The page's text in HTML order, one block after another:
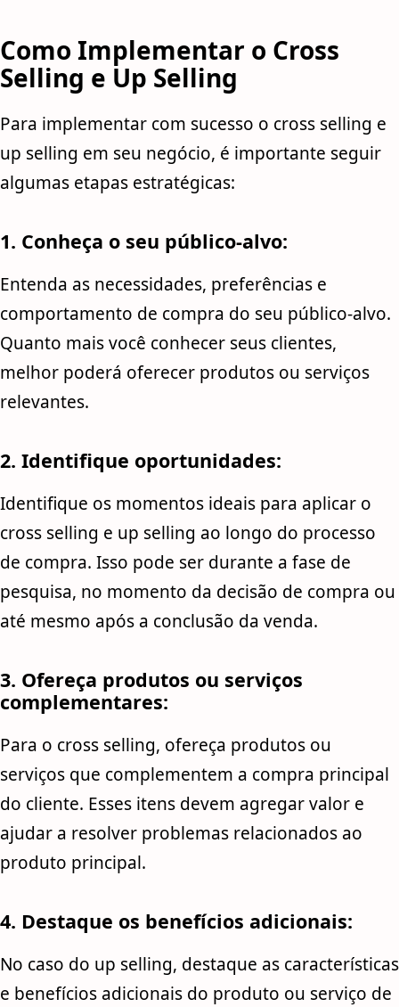
Como Implementar o Cross
Selling e Up Selling
Para implementar com sucesso o cross selling e
up selling em seu negócio, é importante seguir
algumas etapas estratégicas:
1. Conheça o seu público-alvo:
Entenda as necessidades, preferências e
comportamento de compra do seu público-alvo.
Quanto mais você conhecer seus clientes,
melhor poderá oferecer produtos ou serviços
relevantes.
2. Identifique oportunidades:
Identifique os momentos ideais para aplicar o
cross selling e up selling ao longo do processo
de compra. Isso pode ser durante a fase de
pesquisa, no momento da decisão de compra ou
até mesmo após a conclusão da venda.
3. Ofereça produtos ou serviços
complementares:
Para o cross selling, ofereça produtos ou
serviços que complementem a compra principal
do cliente. Esses itens devem agregar valor e
ajudar a resolver problemas relacionados ao
produto principal.
4. Destaque os benefícios adicionais:
No caso do up selling, destaque as características
e benefícios adicionais do produto ou serviço de